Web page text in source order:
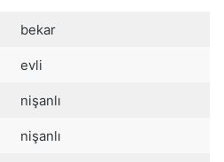
bekar
evli
nişanlı
nişanlı